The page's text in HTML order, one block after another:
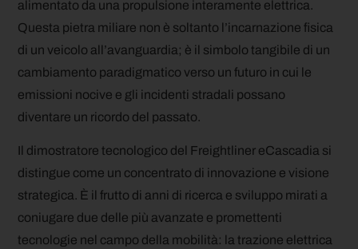
alimentato da una propulsione interamente elettrica.
Questa pietra miliare non è soltanto l’incarnazione fisica
di un veicolo all’avanguardia; è il simbolo tangibile di un
cambiamento paradigmatico verso un futuro in cui le
emissioni nocive e gli incidenti stradali possano
diventare un ricordo del passato.
Il dimostratore tecnologico del Freightliner eCascadia si
distingue come un concentrato di innovazione e visione
strategica. È il frutto di anni di ricerca e sviluppo mirati a
coniugare due delle più avanzate e promettenti
tecnologie nel campo della mobilità: la trazione elettrica